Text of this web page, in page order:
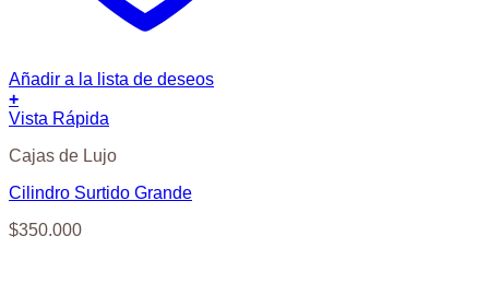
Añadir a la lista de deseos
+
Vista Rápida
Cajas de Lujo
Cilindro Surtido Grande
$350.000